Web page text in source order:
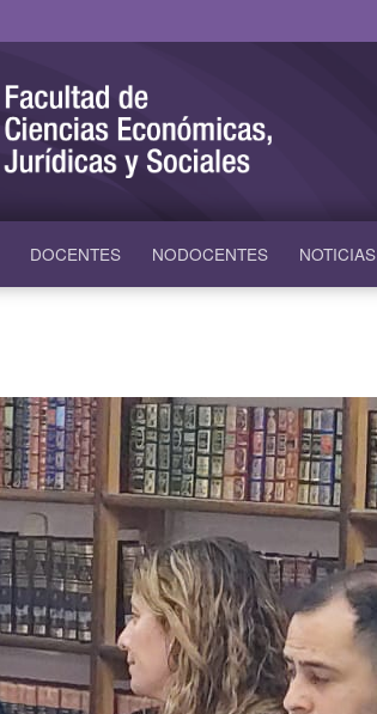
DOCENTES NODOCENTES NOTICIAS